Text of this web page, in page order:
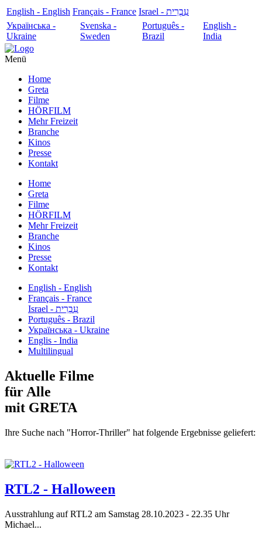
English - English Français - France
עִבְרִית - Israel
Українська -
Ukraine
Svenska -
Sweden
Português -
Brazil
English -
India
Menü
Home
Greta
Filme
HÖRFILM
Mehr Freizeit
Branche
Kinos
Presse
Kontakt
Home
Greta
Filme
HÖRFILM
Mehr Freizeit
Branche
Kinos
Presse
Kontakt
English - English
Français - France
עִבְרִית - Israel
Português - Brazil
Українська - Ukraine
Englis - India
Multilingual
Aktuelle Filme
für Alle
mit GRETA
Ihre Suche nach "Horror-Thriller" hat folgende Ergebnisse geliefert:
RTL2 - Halloween
Ausstrahlung auf RTL2 am Samstag 28.10.2023 - 22.35 Uhr
Michael...